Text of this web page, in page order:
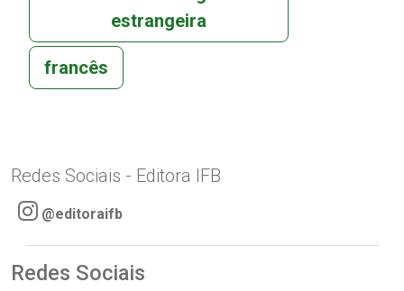
estrangeira
francês
Redes Sociais - Editora IFB
@editoraifb
Redes Sociais